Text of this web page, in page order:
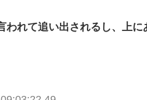
われて追い出されるし、上